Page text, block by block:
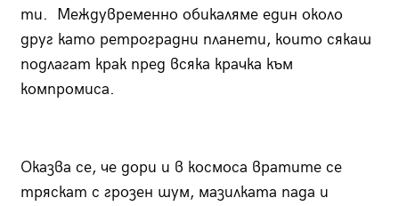
ти. Междувременно обикаляме един около
друг като ретроградни планети, които сякаш
подлагат крак пред всяка крачка към
компромиса.
Оказва се, че дори и в космоса вратите се
тряскат с грозен шум, мазилката пада и